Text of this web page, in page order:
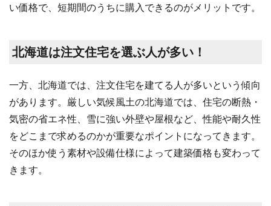
い価格で、短期間のうちに購入できるのがメリットです。
北海道は注文住宅を選ぶ人が多い！
一方、北海道では、注文住宅を建てる人が多いという傾向
があります。厳しい気候風土の北海道では、住宅の断熱・
気密の省エネ性、雪に強い外壁や屋根など、性能や耐久性
をどこまで求めるのかが重要なポイントになってきます。
そのほか使う素材や設備仕様によって建築価格も変わって
きます。